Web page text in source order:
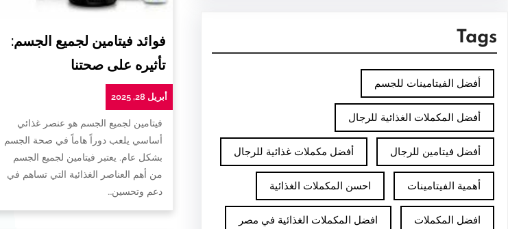
Tags
أفضل الفيتامينات للجسم
أفضل المكملات الغذائية للرجال
أفضل فيتامين للرجال أفضل مكملات غذائية للرجال
أهمية الفيتامينات احسن المكملات الغذائية
افضل المكملات افضل المكملات الغذائية في مصر
فوائد فيتامين لجميع الجسم:
تأثيره على صحتنا
أبريل 28, 2025
فيتامين لجميع الجسم هو عنصر غذائي
أساسي يلعب دوراً هاماً في صحة الجسم
بشكل عام. يعتبر فيتامين لجميع الجسم
من أهم العناصر الغذائية التي تساهم في
دعم وتحسين…